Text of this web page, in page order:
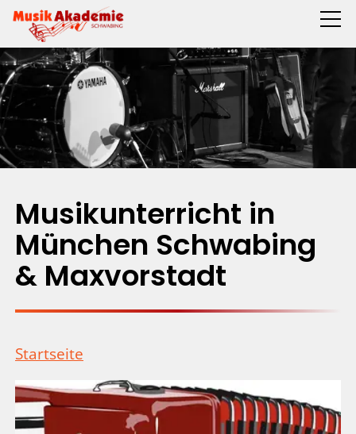
Musikunterricht in
München Schwabing
& Maxvorstadt
Startseite